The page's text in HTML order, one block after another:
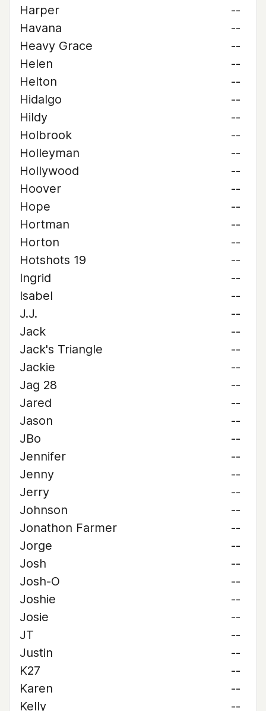
Harper
--
Havana
--
Heavy Grace
--
Helen
--
Helton
--
Hidalgo
--
Hildy
--
Holbrook
--
Holleyman
--
Hollywood
--
Hoover
--
Hope
--
Hortman
--
Horton
--
Hotshots 19
--
Ingrid
--
Isabel
--
J.J.
--
Jack
--
Jack's Triangle
--
Jackie
--
Jag 28
--
Jared
--
Jason
--
JBo
--
Jennifer
--
Jenny
--
Jerry
--
Johnson
--
Jonathon Farmer
--
Jorge
--
Josh
--
Josh-O
--
Joshie
--
Josie
--
JT
--
Justin
--
K27
--
Karen
--
Kelly
--